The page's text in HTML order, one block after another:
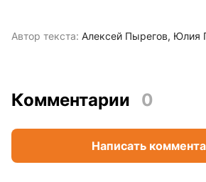
Автор текста: Алексей Пырегов Юлия
Комментарии 0
Написать